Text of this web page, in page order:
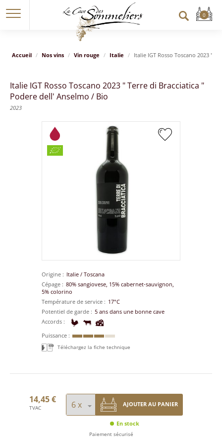
Accueil Nos vins Vin rouge Italie Italie IGT Rosso Toscano 2023 "
Italie IGT Rosso Toscano 2023 " Terre di Bracciatica "
Podere dell' Anselmo / Bio
2023
Origine Italie / Toscana
Cépage
80% sangiovese, 15% cabernet-sauvignon,
5% colorino
Température de service
17°C
Potentiel de garde
5 ans dans une bonne cave
Accords
Puissance
Téléchargez la fiche technique
14,45 €
TVAC
AJOUTER AU PANIER
En stock
Paiement sécurisé